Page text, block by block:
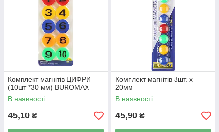
Комплект магнітів ЦИФРИ
(10шт *30 мм) BUROMAX
В наявності
45,10 ₴
Комплект магнітів 8шт. х
20мм
В наявності
45,90 ₴